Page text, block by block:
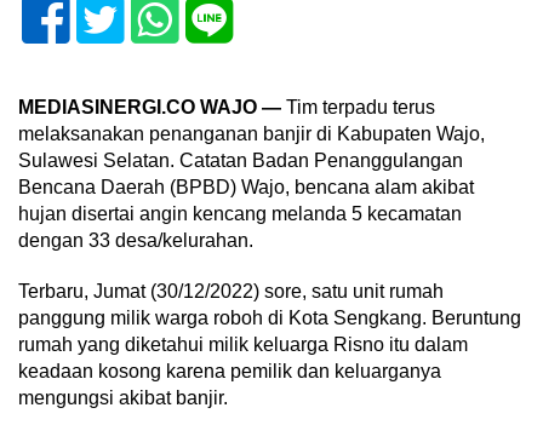
MEDIASINERGI.CO WAJO — Tim terpadu terus
melaksanakan penanganan banjir di Kabupaten Wajo,
Sulawesi Selatan. Catatan Badan Penanggulangan
Bencana Daerah (BPBD) Wajo, bencana alam akibat
hujan disertai angin kencang melanda 5 kecamatan
dengan 33 desa/kelurahan.
Terbaru, Jumat (30/12/2022) sore, satu unit rumah
panggung milik warga roboh di Kota Sengkang. Beruntung
rumah yang diketahui milik keluarga Risno itu dalam
keadaan kosong karena pemilik dan keluarganya
mengungsi akibat banjir.